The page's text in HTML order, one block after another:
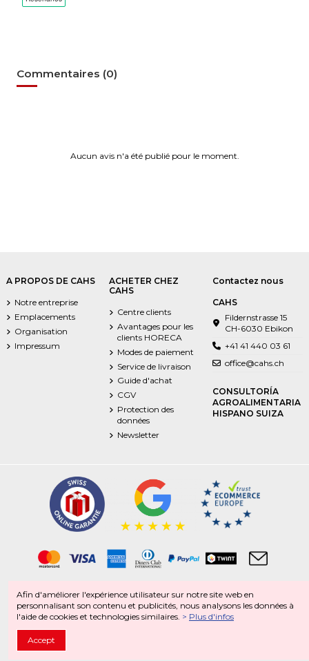
Commentaires (0)
Aucun avis n'a été publié pour le moment.
A PROPOS DE CAHS
Notre entreprise
Emplacements
Organisation
Impressum
ACHETER CHEZ
CAHS
Centre clients
Avantages pour les
clients HORECA
Modes de paiement
Service de livraison
Guide d'achat
CGV
Protection des
données
Newsletter
Contactez nous
CAHS
Fildernstrasse 15
CH-6030 Ebikon
+41 41 440 03 61
office@cahs.ch
CONSULTORÍA
AGROALIMENTARIA
HISPANO SUIZA
Produits surgelés | Produits frais | Food | Boissons | Non-Food
Spécialités italiennes | Spécialités espagnoles | Spécialités suisses | Spécialités portugaises
Afin d'améliorer l'expérience utilisateur sur notre site web en
personnalisant son contenu et publicités, nous analysons les données à
l'aide de cookies et technologies similaires. > Plus d'infos
Accept